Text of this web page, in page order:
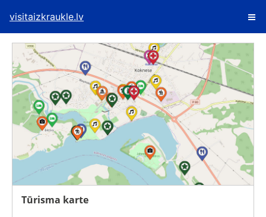
visitaizkraukle.lv
Tūrisma karte